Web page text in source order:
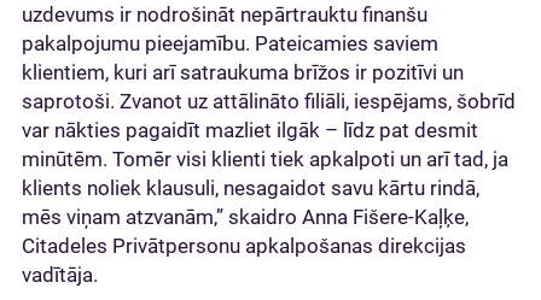
uzdevums ir nodrošināt nepārtrauktu finanšu
pakalpojumu pieejamību. Pateicamies saviem
klientiem, kuri arī satraukuma brīžos ir pozitīvi un
saprotoši. Zvanot uz attālināto filiāli, iespējams, šobrīd
var nākties pagaidīt mazliet ilgāk – līdz pat desmit
minūtēm. Tomēr visi klienti tiek apkalpoti un arī tad, ja
klients noliek klausuli, nesagaidot savu kārtu rindā,
mēs viņam atzvanām,” skaidro Anna Fišere-Kaļķe,
Citadeles Privātpersonu apkalpošanas direkcijas
vadītāja.